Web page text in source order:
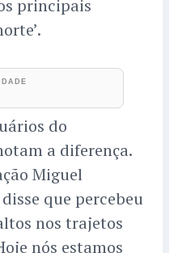
principais
do
a diferença.
Miguel
que percebeu
nos trajetos
nós estamos